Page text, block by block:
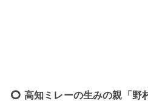
高知ミレーの生みの親「野